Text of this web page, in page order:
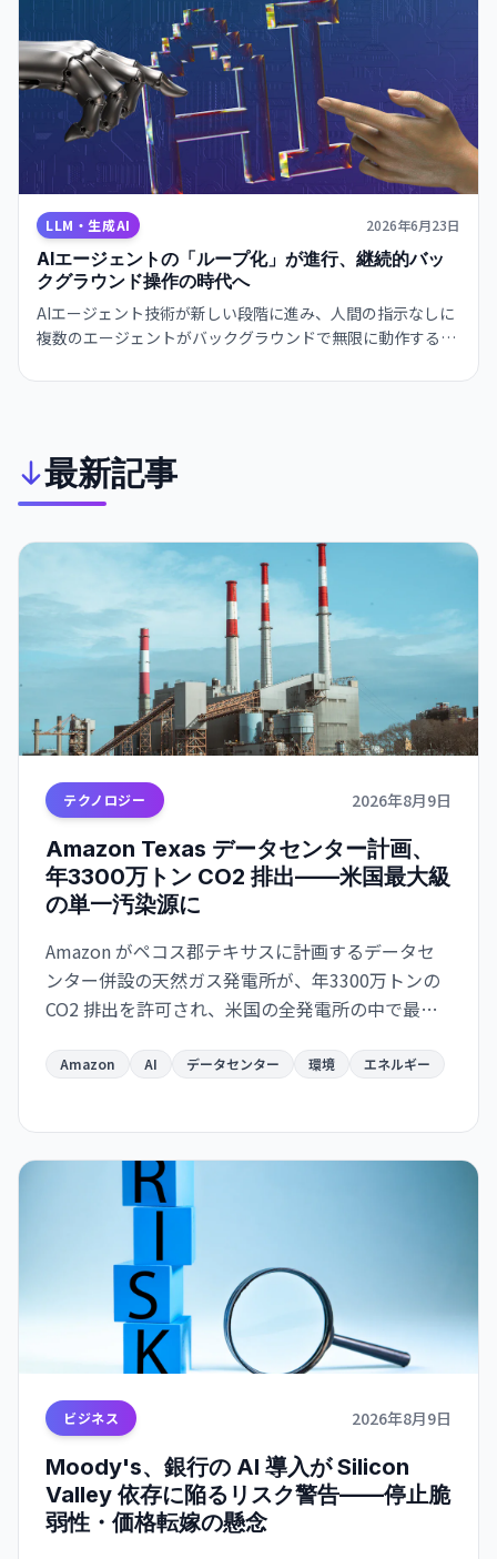
LLM・生成AI 2026年6月23日
AIエージェントの「ループ化」が進行、継続的バッ
クグラウンド操作の時代へ
AIエージェント技術が新しい段階に進み、人間の指示なしに
複数のエージェントがバックグラウンドで無限に動作する
運用している。
最新記事
テクノロジー 2026年8月9日
Amazon Texas データセンター計画、
年3300万トン CO2 排出——米国最大級
の単一汚染源に
Amazon がペコス郡テキサスに計画するデータセ
ンター併設の天然ガス発電所が、年3300万トンの
CO2 排出を許可され、米国の全発電所の中で最大
と深刻に矛盾する局面を示唆している。
Amazon AI データセンター 環境 エネルギー
ビジネス 2026年8月9日
Moody's、銀行の AI 導入が Silicon
Valley 依存に陥るリスク警告——停止脆
弱性・価格転嫁の懸念